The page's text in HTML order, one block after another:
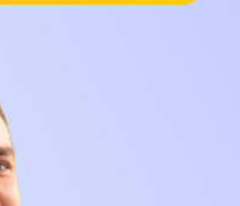
der U-Bahn bis zur
einem Film
für jeden Geschmack
an einer Imbissbude,
als süße Belohnung